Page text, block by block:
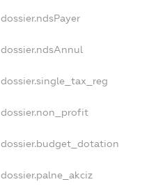
dossier.ndsPayer
dossier.ndsAnnul
dossier.single_tax_reg
dossier.non_profit
dossier.budget_dotation
dossier.palne_akciz